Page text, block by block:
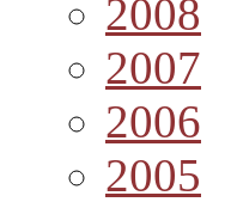
2008
2007
2006
2005